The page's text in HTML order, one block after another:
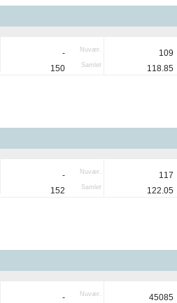
- Nuvær.
150 Samlet
109
118.85
- Nuvær.
152 Samlet
117
122.05
- Nuvær. 45085